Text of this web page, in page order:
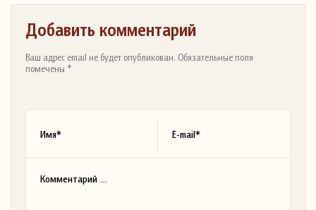
Добавить комментарий
Ваш адрес email не будет опубликован. Обязательные поля
помечены *